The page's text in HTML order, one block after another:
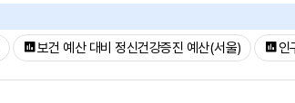
보건 예산 대비 정신건강증진 예산(서울) 인